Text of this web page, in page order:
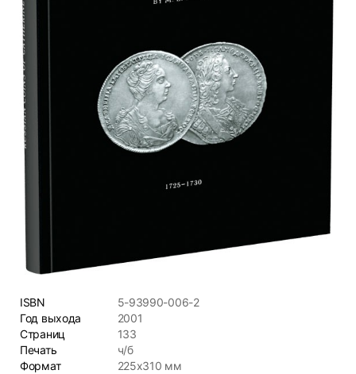
ISBN
5-93990-006-2
Год выхода
2001
Страниц
133
Печать
ч/б
Формат
225x310 мм